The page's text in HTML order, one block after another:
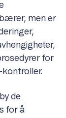
men er
for
kontroller.
de
for å